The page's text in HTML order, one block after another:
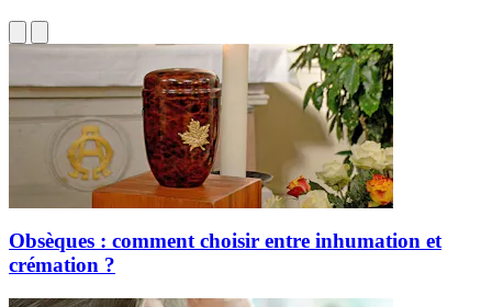
Obsèques : comment choisir entre inhumation et
crémation ?